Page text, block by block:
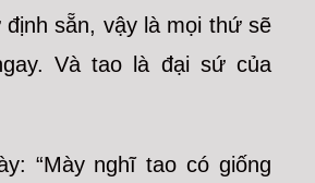
sẵn, vậy là mọi thứ sẽ
Và tao là đại sứ của
“Mày nghĩ tao có giống